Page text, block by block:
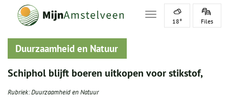
Toggle navigation
18° Files
Duurzaamheid en Natuur
Schiphol blijft boeren uitkopen voor stikstof,
Rubriek:Duurzaamheid en Natuur